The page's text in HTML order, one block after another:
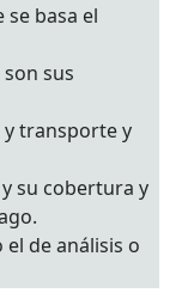
basa el
sus
y transporte y
su cobertura y
de análisis o